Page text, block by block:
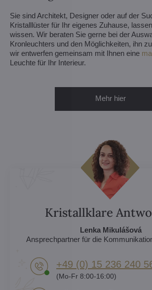
Sie sind Architekt, Designer oder auf der
Kristalllüster für Ihr eigenes Zuhause,
wissen. Wir beraten Sie gerne bei der
Kronleuchters und den Möglichkeiten, ihn
wir entwerfen gemeinsam mit Ihnen eine
Leuchte für Ihr Interieur.
Mehr hier
Kristallklare
Lenka Mikulášová
Ansprechpartner für die
+49 (0) 15 236 240
(Mo-Fr 8:00-16:00)